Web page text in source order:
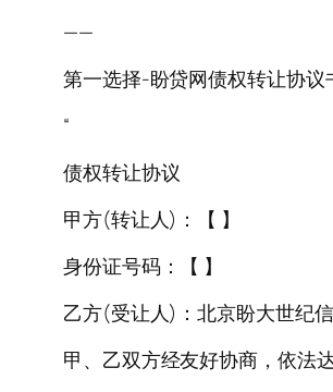
——
第一选择-盼贷网债权转让协
“
债权转让协议
甲方(转让人)：【 】
身份证号码：【 】
乙方(受让人)：北京盼大世纪
甲、乙双方经友好协商，依法